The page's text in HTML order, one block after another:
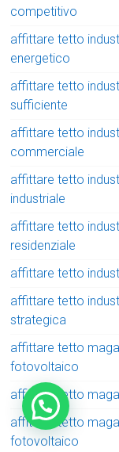
competitivo
affittare tetto
energetico
affittare tetto
sufficiente
affittare tetto
commerciale
affittare tetto
industriale
affittare tetto
residenziale
affittare tetto
affittare tetto
strategica
affittare tetto
fotovoltaico
affittare tetto
affittare tetto
fotovoltaico